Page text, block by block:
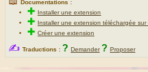
Documentations :
✚ Installer une extension
✚ Installer une extension téléchargée sur
✚Créer une extension
✍ Traductions : ? Demander ? Proposer